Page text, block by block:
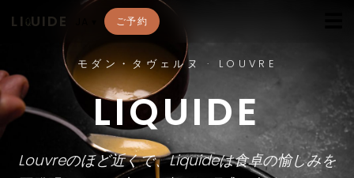
LI UIDE ご予約
モダン・タヴェルヌ · LOUVRE
LIQUIDE
Louvreのほど近くで、Liquideは食卓の愉しみを